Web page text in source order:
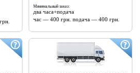
Минимальный заказ:
два часа+подача
час — 400 грн. подача — 400 грн.